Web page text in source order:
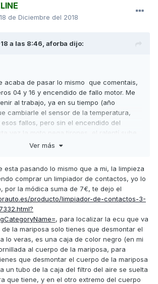
18 de Diciembre del 2018
a las 8:46, aforba dijo:
acaba de pasar lo mismo que comentais,
04 y 16 y encendido de fallo motor. Me
al trabajo, ya en su tiempo (año
cambiarle el sensor de la temperatura,
fallos, pero sin el encendido del
vez la moto pega tirones, el ralentí sube
muy muy inestable. Tan solo me queda
la ecu totalmente y por el módico
600€, por lo que decidí probar con el
y hasta ahora me ha aguantado... Lo
ni idea de con qué y cómo limpiar esta
todos nos echamos un cable..
Ver más
esta pasando lo mismo que a mi, la limpieza
comprar un limpiador de contactos, yo lo
por la módica suma de 7€, te dejo el
producto/limpiador-de-contactos-3-
, para localizar la ecu que va
la mariposa solo tienes que desmontar el
lo veras, es una caja de color negro (en mi
al cuerpo de la mariposa, para
que desmontar el cuerpo de la mariposa
un tubo de la caja del filtro del aire se suelta
que tiene, y en el otro extremo del cuerpo